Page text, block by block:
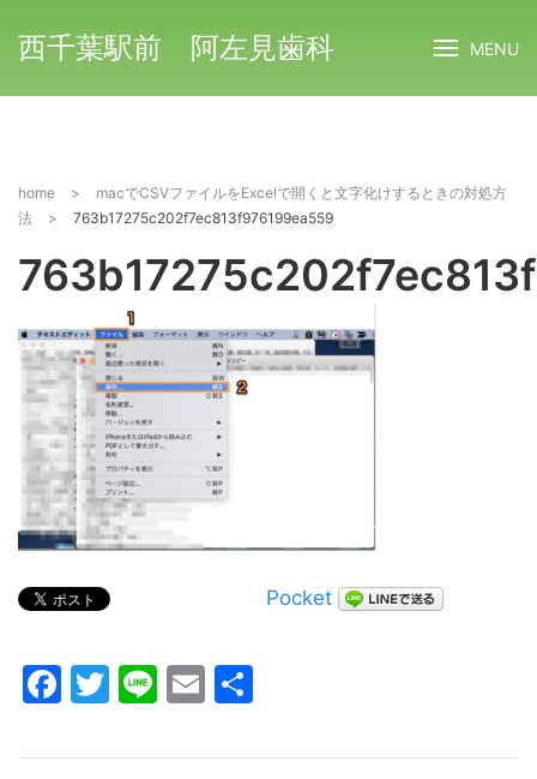
西千葉駅前 阿左見歯科 MENU
home >
macでCSVファイルをExcelで開くと文字化けするときの対処方
法
> 763b17275c202f7ec813f976199ea559
Pocket
Facebook
Twitter
LineEmail